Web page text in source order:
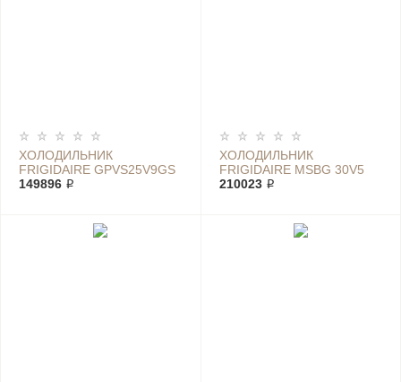
ХОЛОДИЛЬНИК
FRIGIDAIRE GPVS25V9GS
149896 ₽
ХОЛОДИЛЬНИК
FRIGIDAIRE MSBG 30V5
БЕЛЫЙ
210023 ₽